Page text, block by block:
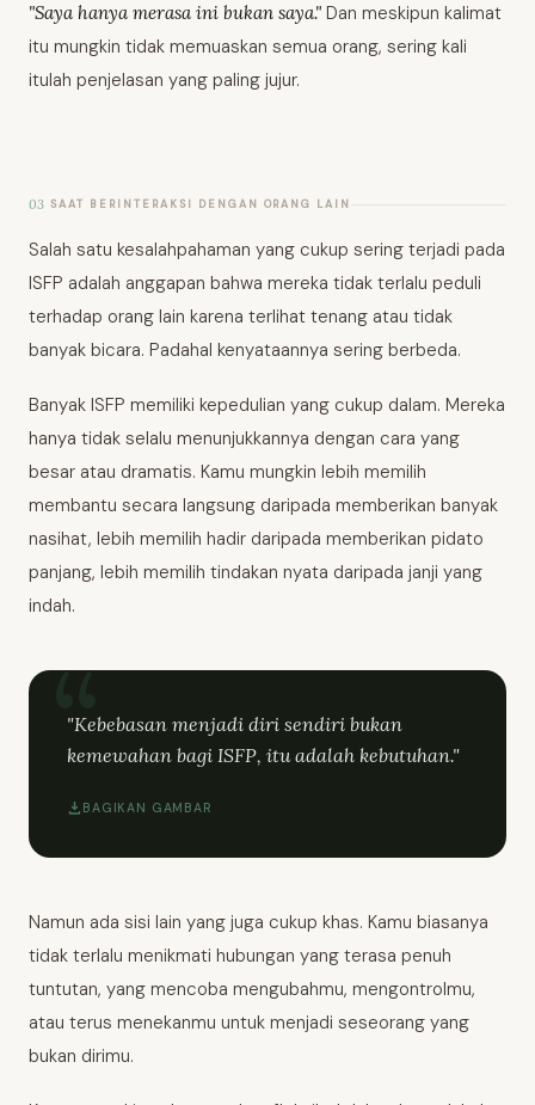
"Saya hanya merasa ini bukan saya." Dan meskipun kalimat
itu mungkin tidak memuaskan semua orang, sering kali
itulah penjelasan yang paling jujur.
03 SAAT BERINTERAKSI DENGAN ORANG LAIN
Salah satu kesalahpahaman yang cukup sering terjadi pada
ISFP adalah anggapan bahwa mereka tidak terlalu peduli
terhadap orang lain karena terlihat tenang atau tidak
banyak bicara. Padahal kenyataannya sering berbeda.
Banyak ISFP memiliki kepedulian yang cukup dalam. Mereka
hanya tidak selalu menunjukkannya dengan cara yang
besar atau dramatis. Kamu mungkin lebih memilih
membantu secara langsung daripada memberikan banyak
nasihat, lebih memilih hadir daripada memberikan pidato
panjang, lebih memilih tindakan nyata daripada janji yang
indah.
"Kebebasan menjadi diri sendiri bukan
kemewahan bagi ISFP, itu adalah kebutuhan."
BAGIKAN GAMBAR
Namun ada sisi lain yang juga cukup khas. Kamu biasanya
tidak terlalu menikmati hubungan yang terasa penuh
tuntutan, yang mencoba mengubahmu, mengontrolmu,
atau terus menekanmu untuk menjadi seseorang yang
bukan dirimu.